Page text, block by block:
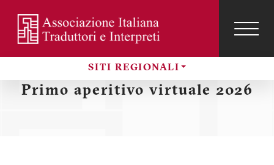
contenuto
principale
Sezioni
SITI REGIONALI
Menu
profilo
Primo aperitivo virtuale 2026